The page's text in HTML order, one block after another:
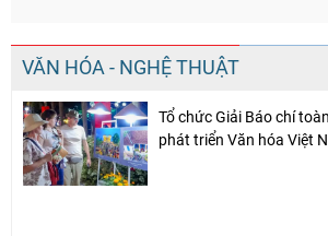
VĂN HÓA - NGHỆ THUẬT
Tổ chức Giải Báo chí
phát triển Văn hóa Việt